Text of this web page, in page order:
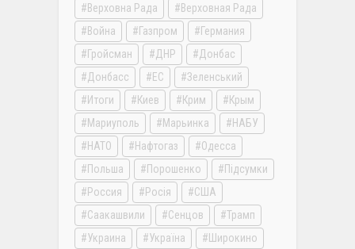
Верховна Рада
Верховная Рада
Война
Газпром
Германия
Гройсман
ДНР
Донбас
Донбасс
ЕС
Зеленський
Итоги
Киев Крим
Крым
Мариуполь
Марьинка
НАБУ
НАТО
Нафтогаз
Одесса
Польша
Порошенко
Підсумки
Россия
Росія
США
Саакашвили
Сенцов
Трамп
Украина
Україна Широкино